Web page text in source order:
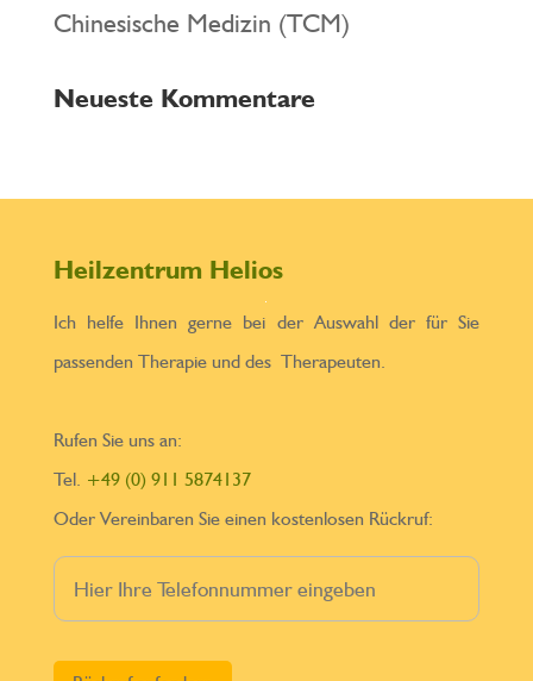
Chinesische Medizin (TCM)
Neueste Kommentare
Heilzentrum Helios
Ich helfe Ihnen gerne bei der Auswahl der für Sie
passenden Therapie und des Therapeuten.
Rufen Sie uns an:
Tel. +49 (0) 911 5874137
Oder Vereinbaren Sie einen kostenlosen Rückruf: